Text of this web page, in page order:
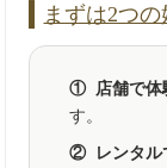
まずは2つ
① 店舗で体
す。
② レンタル